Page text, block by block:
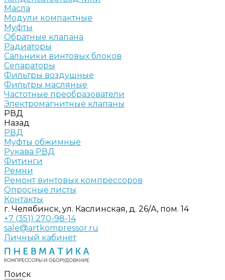
Масла
Модули компактные
Муфты
Обратные клапана
Радиаторы
Сальники винтовых блоков
Сепараторы
Фильтры воздушные
Фильтры масляные
Частотные преобразователи
Электромагнитные клапаны
РВД
Назад
РВД
Муфты обжимные
Рукава РВД
Фитинги
Ремни
Ремонт винтовых компрессоров
Опросные листы
Контакты
г. Челябинск, ул. Каслинская, д. 26/А, пом. 14
+7 (351) 270-98-14
sale@artkompressor.ru
Личный кабинет
Поиск